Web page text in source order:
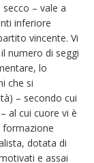
– vale a
inferiore
vincente. Vi
numero di seggi
lo
che si
– secondo cui
al cui cuore vi è
formazione
dotata di
e assai